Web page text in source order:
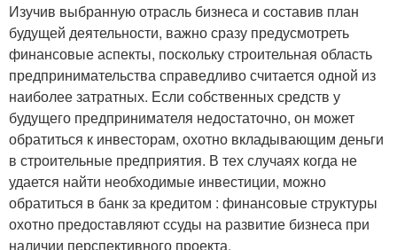
Изучив выбранную отрасль бизнеса и составив план
будущей деятельности, важно сразу предусмотреть
финансовые аспекты, поскольку строительная область
предпринимательства справедливо считается одной из
наиболее затратных. Если собственных средств у
будущего предпринимателя недостаточно, он может
обратиться к инвесторам, охотно вкладывающим деньги
в строительные предприятия. В тех случаях когда не
удается найти необходимые инвестиции, можно
обратиться в банк за кредитом : финансовые структуры
охотно предоставляют ссуды на развитие бизнеса при
наличии перспективного проекта.